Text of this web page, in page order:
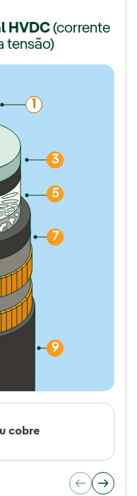
HVDC(corrente
tensão)
1
3
5
7
9
cobre